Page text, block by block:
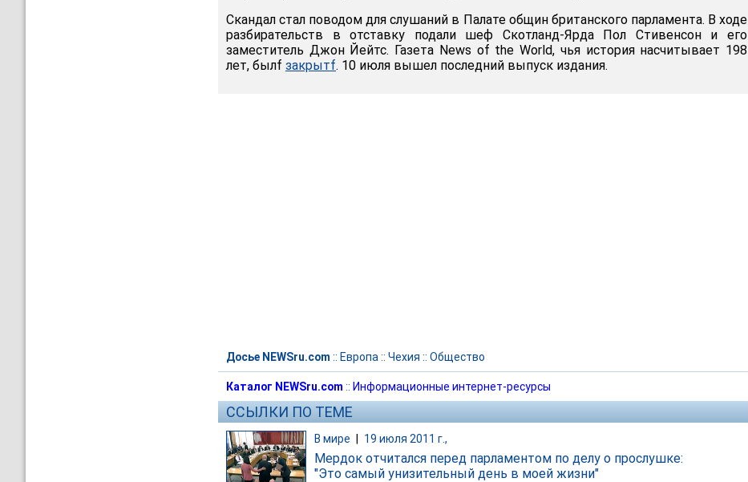
Скандал стал поводом для слушаний в Палате общин британского парламента. В ходе
разбирательств в отставку подали шеф Скотланд-Ярда Пол Стивенсон и его
заместитель Джон Йейтс. Газета News of the World, чья история насчитывает 198
лет, былf закрытf. 10 июля вышел последний выпуск издания.
Досье NEWSru.com :: Европа :: Чехия :: Общество
Каталог NEWSru.com :: Информационные интернет-ресурсы
ССЫЛКИ ПО ТЕМЕ
В мире 19 июля 2011 г.,
Мердок отчитался перед парламентом по делу о прослушке:
"Это самый унизительный день в моей жизни"